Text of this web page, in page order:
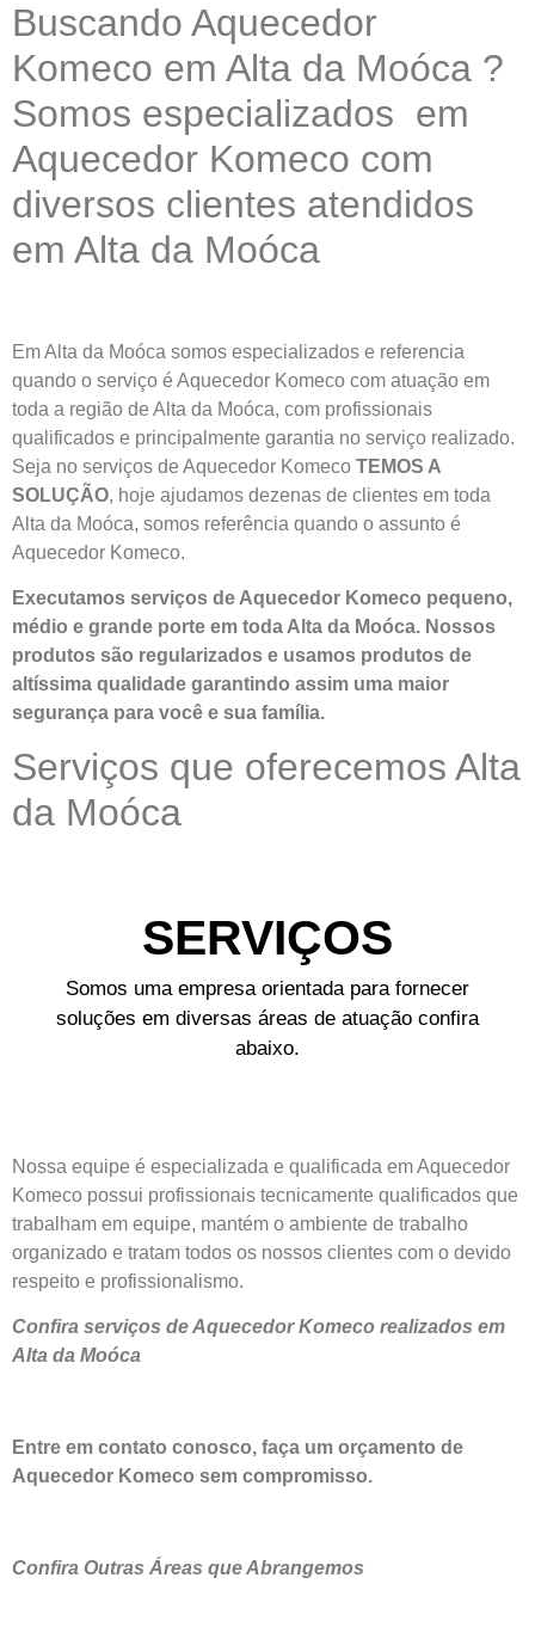
Buscando Aquecedor
Komeco em Alta da Moóca ?
Somos especializados em
Aquecedor Komeco com
diversos clientes atendidos
em Alta da Moóca
Em Alta da Moóca somos especializados e referencia
quando o serviço é Aquecedor Komeco com atuação em
toda a região de Alta da Moóca, com profissionais
qualificados e principalmente garantia no serviço realizado.
Seja no serviços de Aquecedor Komeco TEMOS A
SOLUÇÃO, hoje ajudamos dezenas de clientes em toda
Alta da Moóca, somos referência quando o assunto é
Aquecedor Komeco.
Executamos serviços de Aquecedor Komeco pequeno,
médio e grande porte em toda Alta da Moóca. Nossos
produtos são regularizados e usamos produtos de
altíssima qualidade garantindo assim uma maior
segurança para você e sua família.
Serviços que oferecemos Alta
da Moóca
SERVIÇOS
Somos uma empresa orientada para fornecer
soluções em diversas áreas de atuação confira
abaixo.
Nossa equipe é especializada e qualificada em Aquecedor
Komeco possui profissionais tecnicamente qualificados que
trabalham em equipe, mantém o ambiente de trabalho
organizado e tratam todos os nossos clientes com o devido
respeito e profissionalismo.
Confira serviços de Aquecedor Komeco realizados em
Alta da Moóca
Entre em contato conosco, faça um orçamento de
Aquecedor Komeco sem compromisso.
Confira Outras Áreas que Abrangemos